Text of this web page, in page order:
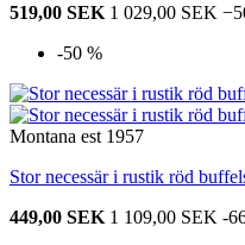
519,00 SEK 1 029,00 SEK
-50 %
Montana est 1957
Stor necessär i rustik röd
449,00 SEK 1 109,00 SEK -